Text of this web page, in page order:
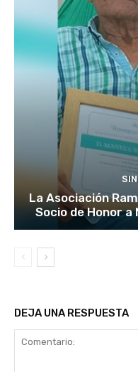
La Asociación
Socio de Honor a
DEJA UNA RESPUESTA